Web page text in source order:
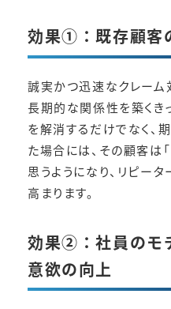
効果①：既存顧客
誠実かつ迅速なクレーム
長期的な関係性を築くき
を解消するだけでなく、
た場合には、その顧客は
思うようになり、リピー
高まります。
効果②：社員のモ
意欲の向上